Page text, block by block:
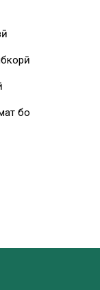
бо